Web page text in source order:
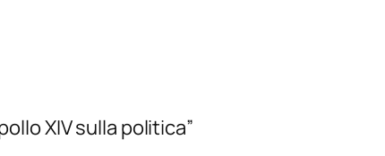
XIV sulla politica”